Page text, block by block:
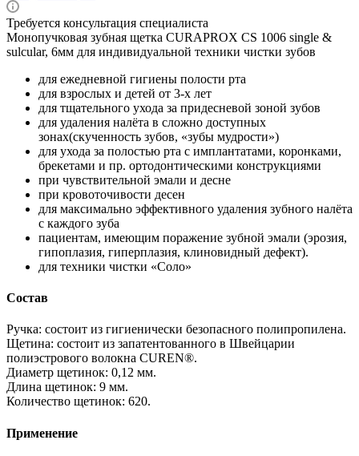
Требуется консультация специалиста
Монопучковая зубная щетка CURAPROX CS 1006 single &
sulcular, 6мм для индивидуальной техники чистки зубов
для ежедневной гигиены полости рта
для взрослых и детей от 3-х лет
для тщательного ухода за придесневой зоной зубов
для удаления налёта в сложно доступных
зонах(скученность зубов, «зубы мудрости»)
для ухода за полостью рта с имплантатами, коронками,
брекетами и пр. ортодонтическими конструкциями
при чувствительной эмали и десне
при кровоточивости десен
для максимально эффективного удаления зубного налёта
с каждого зуба
пациентам, имеющим поражение зубной эмали (эрозия,
гипоплазия, гиперплазия, клиновидный дефект).
для техники чистки «Соло»
Состав
Ручка: состоит из гигиенически безопасного полипропилена.
Щетина: состоит из запатентованного в Швейцарии
полиэстрового волокна CUREN®.
Диаметр щетинок: 0,12 мм.
Длина щетинок: 9 мм.
Количество щетинок: 620.
Применение